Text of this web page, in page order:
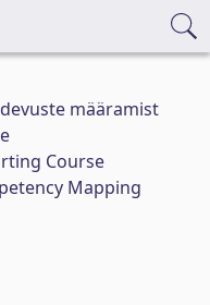
määramist
Course
Mapping